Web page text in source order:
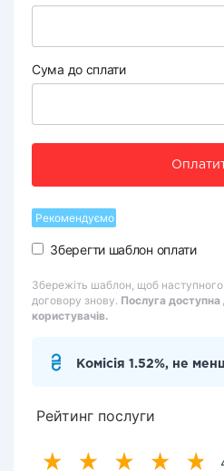
Сума до сплати
Рекомендуємо
Зберегти шаблон оплати
Збережіть шаблон, щоб
договору знову. Послуга
користувачів.
Комісія 1.52%, не
Рейтинг послуги